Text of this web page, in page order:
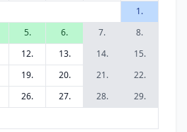
1.
5. 6. 7.
8.
12. 13. 14.
15.
19. 20. 21.
22.
26. 27. 28.
29.